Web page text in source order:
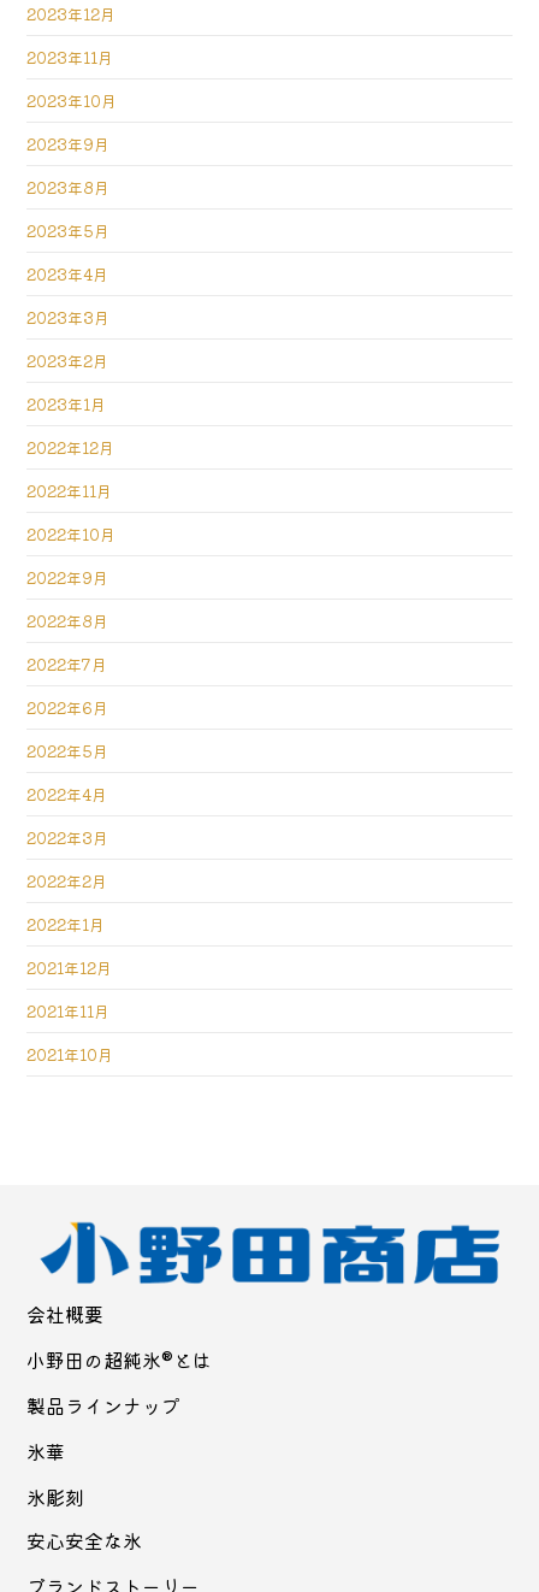
2023年12月
2023年11月
2023年10月
2023年9月
2023年8月
2023年5月
2023年4月
2023年3月
2023年2月
2023年1月
2022年12月
2022年11月
2022年10月
2022年9月
2022年8月
2022年7月
2022年6月
2022年5月
2022年4月
2022年3月
2022年2月
2022年1月
2021年12月
2021年11月
2021年10月
会社概要
小野田の超純氷®とは
製品ラインナップ
氷華
氷彫刻
安心安全な氷
ブランドストーリー